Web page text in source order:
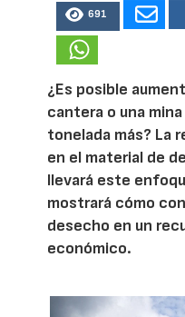
691
¿Es posible
cantera o una
tonelada más? La
en el material de
llevará este
mostrará cómo
desecho en un
económico.